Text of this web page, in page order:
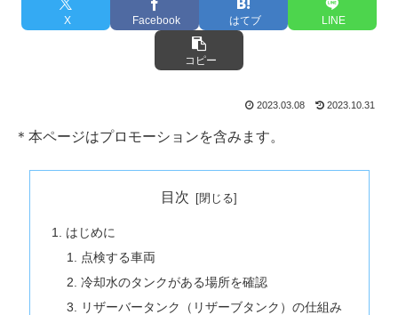
X Facebook はてブ LINE
コピー
2023.03.08 2023.10.31
＊本ページはプロモーションを含みます。
目次
はじめに
点検する車両
冷却水のタンクがある場所を確認
リザーバータンク（リザーブタンク）の仕組み